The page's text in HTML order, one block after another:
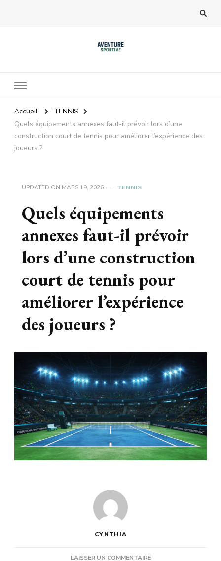
Accueil
TENNIS
Quels équipements annexes faut-il prévoir lors d’une
construction court de tennis pour améliorer l’expérience des
joueurs ?
UPDATED ON MARS 19, 2026 TENNIS
Quels équipements
annexes faut-il prévoir
lors d’une construction
court de tennis pour
améliorer l’expérience
des joueurs ?
CYNTHIA
LAISSER UN COMMENTAIRESUR